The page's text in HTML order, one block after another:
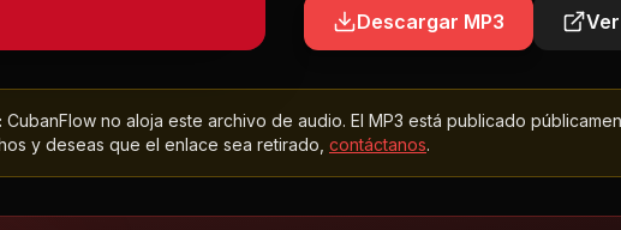
Descargar MP3
CubanFlow no aloja este archivo de audio. El MP3 está publicado
y deseas que el enlace sea retirado, contáctanos.